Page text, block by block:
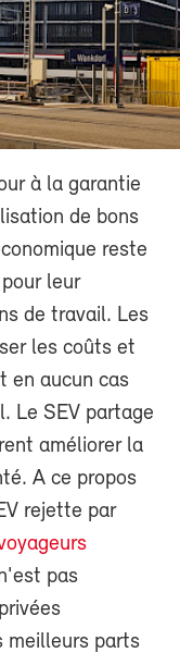
à la garantie
de bons
reste
leur
de travail. Les
les coûts et
en aucun cas
Le SEV partage
améliorer la
A ce propos
rejette par
pas
meilleurs parts